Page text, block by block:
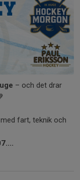
– och det drar
fart, teknik och